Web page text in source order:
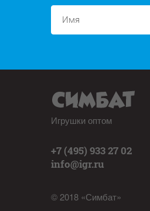
Игрушки оптом
+7 (495) 933 27 02
info@igr.ru
© 2018 «Симбат»